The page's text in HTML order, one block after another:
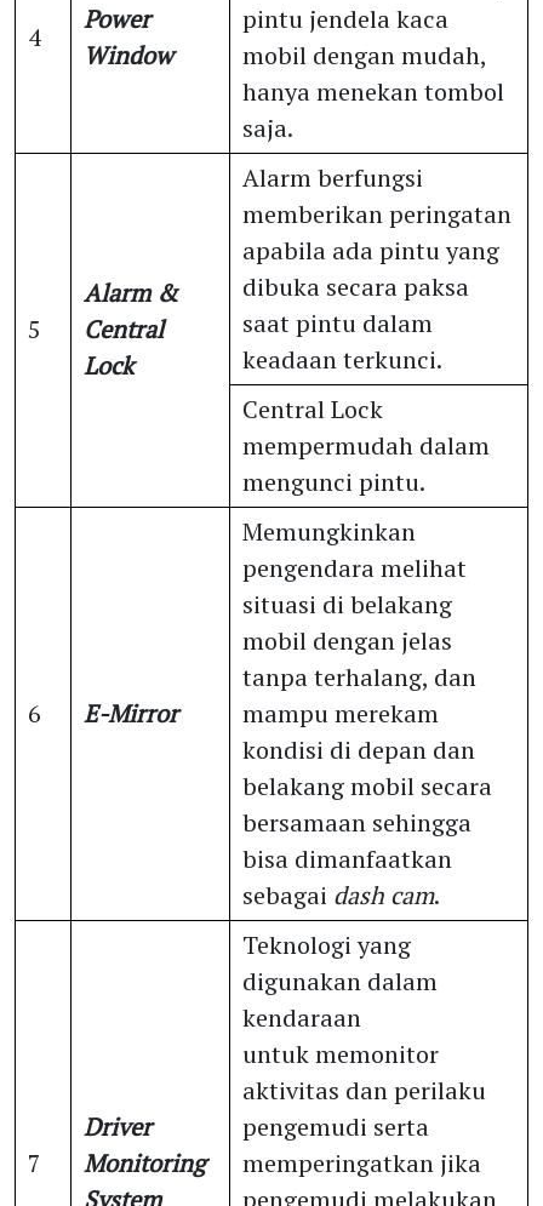
4
Power
Window
pintu jendela kaca
mobil dengan mudah,
hanya menekan tombol
saja.
5
Alarm &
Central
Lock
Alarm berfungsi
memberikan peringatan
apabila ada pintu yang
dibuka secara paksa
saat pintu dalam
keadaan terkunci.
Central Lock
mempermudah dalam
mengunci pintu.
6 E-Mirror
Memungkinkan
pengendara melihat
situasi di belakang
mobil dengan jelas
tanpa terhalang, dan
mampu merekam
kondisi di depan dan
belakang mobil secara
bersamaan sehingga
bisa dimanfaatkan
sebagai dash cam.
7
Driver
Monitoring
System
Teknologi yang
digunakan dalam
kendaraan
untuk memonitor
aktivitas dan perilaku
pengemudi serta
memperingatkan jika
pengemudi melakukan